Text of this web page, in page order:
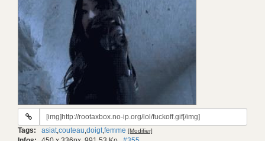
URL
gif:
Tags: asiat,couteau,doigt,femme [Modifier]